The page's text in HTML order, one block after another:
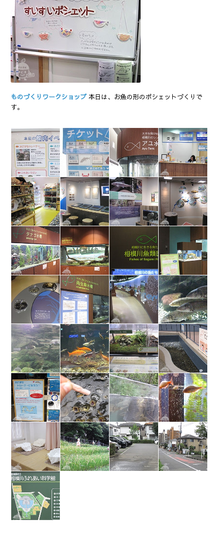
ものづくりワークショップ 本日は、お魚の形のポシェットづくりで
す。